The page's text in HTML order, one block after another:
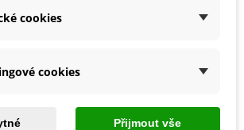
cookies
cookies
Přijmout vše